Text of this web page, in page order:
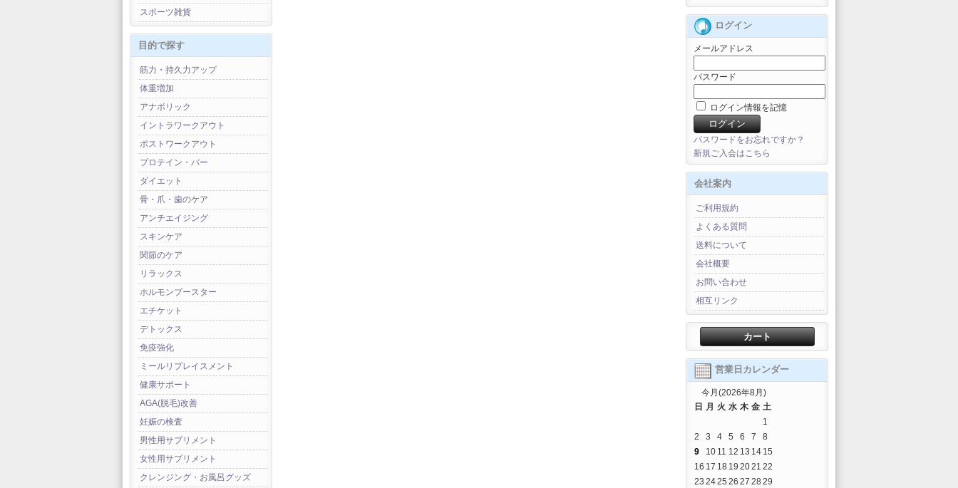
スポーツ雑貨
目的で探す
筋力・持久力アップ
体重増加
アナボリック
イントラワークアウト
ポストワークアウト
プロテイン・バー
ダイエット
骨・爪・歯のケア
アンチエイジング
スキンケア
関節のケア
リラックス
ホルモンブースター
エチケット
デトックス
免疫強化
ミールリプレイスメント
健康サポート
AGA(脱毛)改善
妊娠の検査
男性用サプリメント
女性用サプリメント
クレンジング・お風呂グッズ
ログイン
メールアドレス
パスワード
ログイン情報を記憶
パスワードをお忘れですか？
新規ご入会はこちら
会社案内
ご利用規約
よくある質問
送料について
会社概要
お問い合わせ
相互リンク
カート
営業日カレンダー
今月(2026年8月)
日 月 火 水 木 金 土
1
2
3 4 5 6 7
8
9
10 11 12 13 14 15
16 17 18 19 2021 22
23 2425 26 27 2829